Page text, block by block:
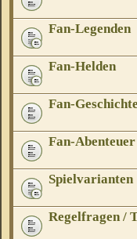
Fan-Legenden
Fan-Helden
Fan-
Fan-
Spielvarianten
Regelfragen /